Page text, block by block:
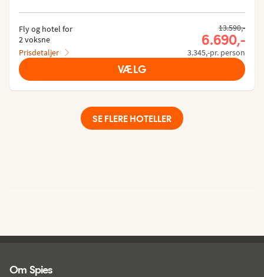
Fly og hotel for
2 voksne
Prisdetaljer
13.590,-
6.690,-
3.345,-pr. person
VÆLG
SE FLERE HOTELLER
Om Spies